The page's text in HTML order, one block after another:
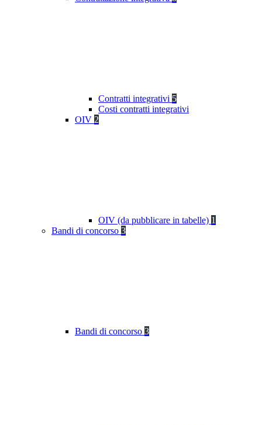
Contratti integrativi 5
Costi contratti integrativi
OIV 2
OIV (da pubblicare in tabelle) 1
Bandi di concorso 3
Bandi di concorso 3